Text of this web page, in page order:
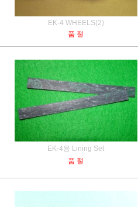
EK-4 WHEELS(2)
품 절
EK-4용 Lining Set
품 절